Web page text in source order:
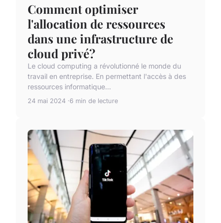
Comment optimiser
l'allocation de ressources
dans une infrastructure de
cloud privé?
Le cloud computing a révolutionné le monde du
travail en entreprise. En permettant l'accès à des
ressources informatique...
24 mai 2024 6 min de lecture